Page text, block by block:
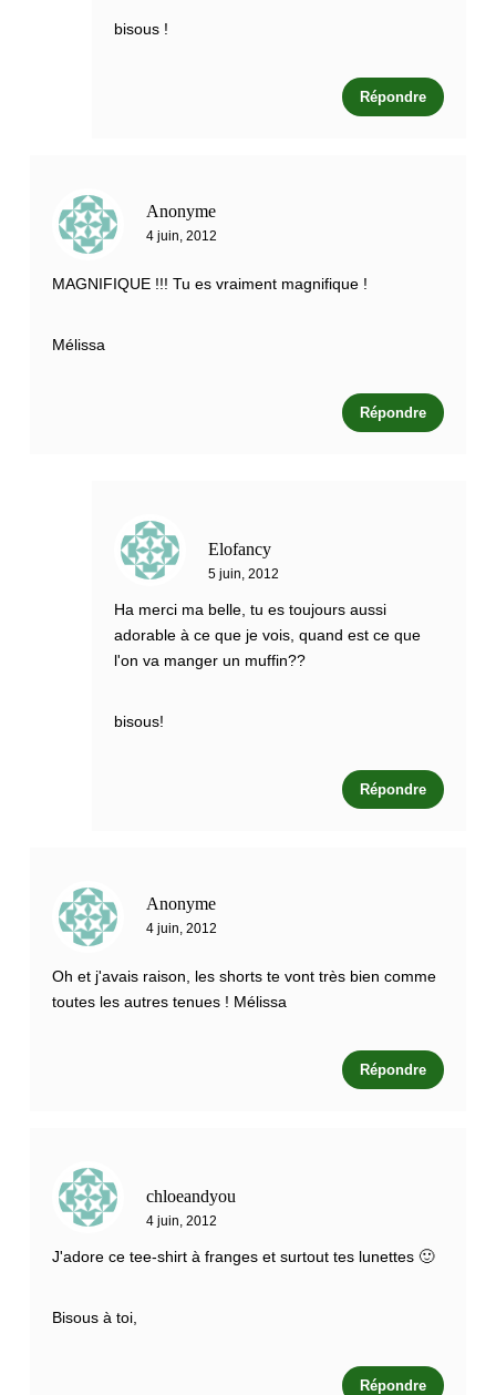
bisous !
Répondre
Anonyme
4 juin, 2012
MAGNIFIQUE !!! Tu es vraiment magnifique !
Mélissa
Répondre
Elofancy
5 juin, 2012
Ha merci ma belle, tu es toujours aussi
adorable à ce que je vois, quand est ce que
l'on va manger un muffin??
bisous!
Répondre
Anonyme
4 juin, 2012
Oh et j'avais raison, les shorts te vont très bien comme
toutes les autres tenues ! Mélissa
Répondre
chloeandyou
4 juin, 2012
J'adore ce tee-shirt à franges et surtout tes lunettes 🙂
Bisous à toi,
Répondre